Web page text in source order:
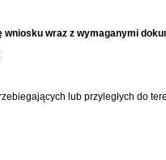
wraz z wymaganymi
lub przyległych do